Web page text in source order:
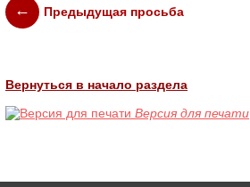
Предыдущая просьба
Вернуться в начало раздела
Версия для печати